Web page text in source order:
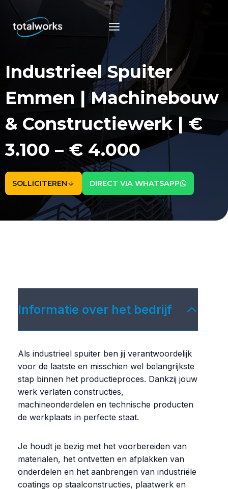
Doorgaan
inhoud
Industrieel Spuiter
Emmen | Machinebouw
& Constructiewerk | €
3.100 – € 4.000
SOLLICITEREN DIRECT VIA WHATSAPP
Informatie over het bedrijf
Als industrieel spuiter ben jij verantwoordelijk
voor de laatste en misschien wel belangrijkste
stap binnen het productieproces. Dankzij jouw
werk verlaten constructies,
machineonderdelen en technische producten
de werkplaats in perfecte staat.
Je houdt je bezig met het voorbereiden van
materialen, het ontvetten en afplakken van
onderdelen en het aanbrengen van industriële
coatings op staalconstructies, plaatwerk en